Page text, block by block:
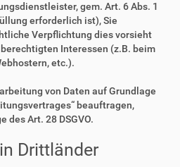
gem. Art. 6 Abs. 1
erforderlich ist), Sie
Verpflichtung dies vorsieht
Interessen (z.B. beim
etc.).
von Daten auf Grundlage
beauftragen,
des Art. 28 DSGVO.
Drittländer